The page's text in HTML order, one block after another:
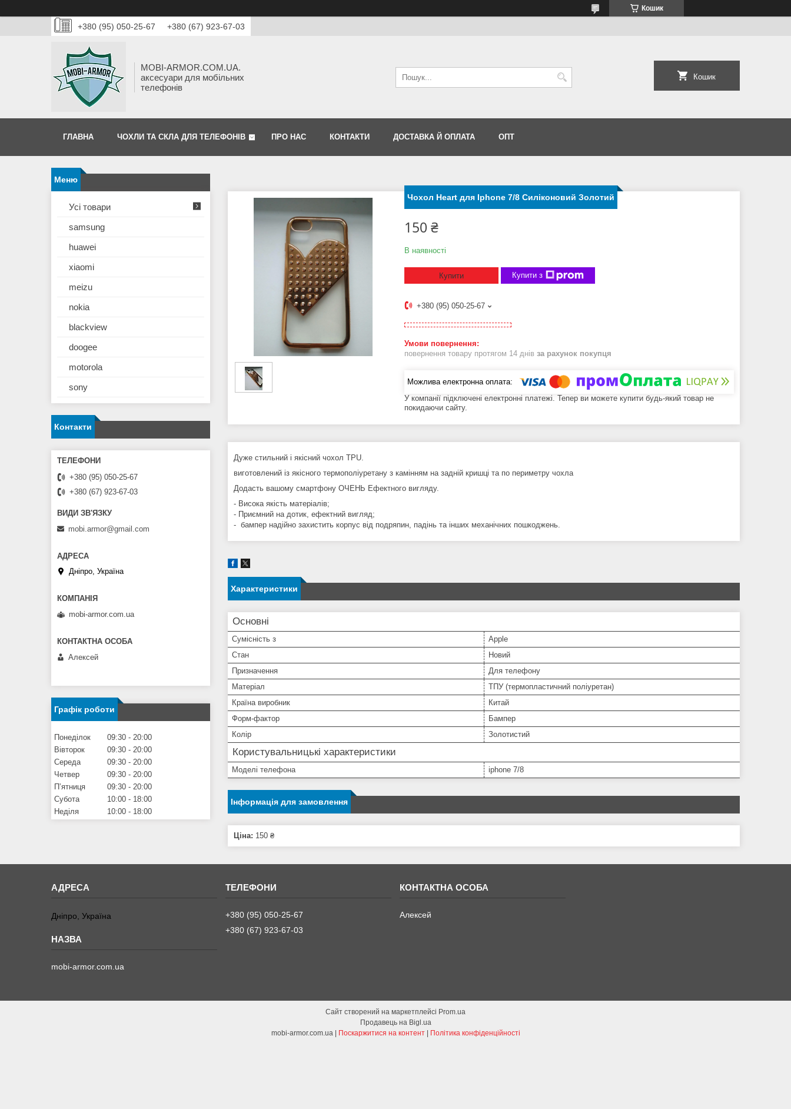
Кошик
+380 (95) 050-25-67 +380 (67) 923-67-03
MOBI-ARMOR.COM.UA.
аксесуари для мобільних
телефонів
Кошик
ГЛАВНА ЧОХЛИ ТА СКЛА ДЛЯ ТЕЛЕФОНІВ ПРО НАС КОНТАКТИ ДОСТАВКА Й ОПЛАТА ОПТ
Чохол Heart для Iphone 7/8 Силіконовий Золотий
150 ₴
В наявності
Купити Купити з
+380 (95) 050-25-67
повернення товару протягом 14 днів за рахунок покупця
У компанії підключені електронні платежі. Тепер ви можете купити будь-який товар не
покидаючи сайту.
Дуже стильний і якісний чохол TPU.
виготовлений із якісного термополіуретану з камінням на задній кришці та по периметру чохла
Додасть вашому смартфону ОЧЕНЬ Ефектного вигляду.
- Висока якість матеріалів;
- Приємний на дотик, ефектний вигляд;
- бампер надійно захистить корпус від подряпин, падінь та інших механічних пошкоджень.
Характеристики
Основні
Сумісність з
Apple
Стан
Новий
Призначення
Для телефону
Матеріал
ТПУ (термопластичний поліуретан)
Країна виробник
Китай
Форм-фактор
Бампер
Колір
Золотистий
Користувальницькі характеристики
Моделі телефона iphone 7/8
Інформація для замовлення
Ціна: 150 ₴
Усі товари
samsung
huawei
xiaomi
meizu
nokia
blackview
doogee
motorola
sony
Контакти
+380 (95) 050-25-67
+380 (67) 923-67-03
mobi.armor@gmail.com
Дніпро, Україна
mobi-armor.com.ua
Алексей
Графік роботи
Понеділок 09:30
20:00
Вівторок
09:30
20:00
Середа
09:30
20:00
Четвер
09:30
20:00
Пʼятниця
09:30
20:00
Субота
10:00
18:00
Неділя
10:00 18:00
Дніпро, Україна
mobi-armor.com.ua
+380 (95) 050-25-67
+380 (67) 923-67-03
Алексей
Сайт створений на маркетплейсі Prom.ua
Продавець на Bigl.ua
mobi-armor.com.ua | Поскаржитися на контент | Політика конфіденційності